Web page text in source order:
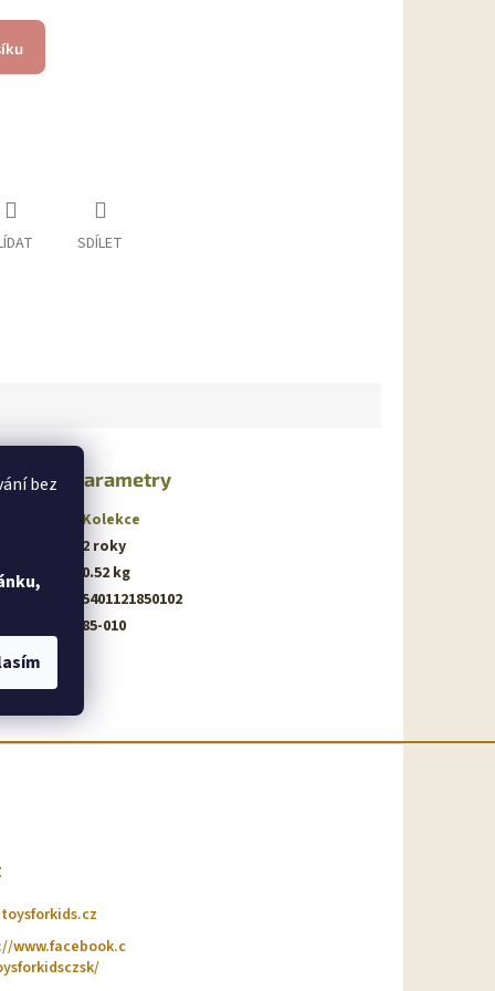
bez
SDÍLET
parametry
Kolekce
2 roky
:
0.52 kg
5401121850102
85-010
toysforkids.cz
www.facebook.c